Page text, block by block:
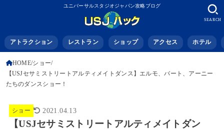
ユニバーサルスタジオジャパン攻略ブログ
アトラクション レストラン ショップ アクセス ホテル
SEARCH
HOME ショー
【USJセサミストリートアルティメイトダンス】エルモ、バート、アーニー
たちのダンスショー！
ショー 2021.04.13
【USJセサミストリートアルティメイトダン